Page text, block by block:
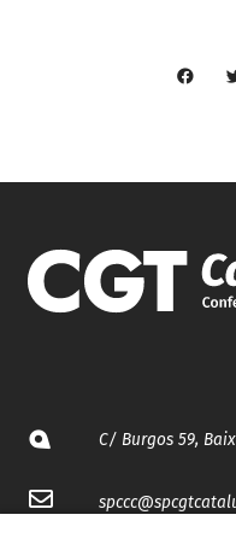
C/ Burgos 59,
spccc@